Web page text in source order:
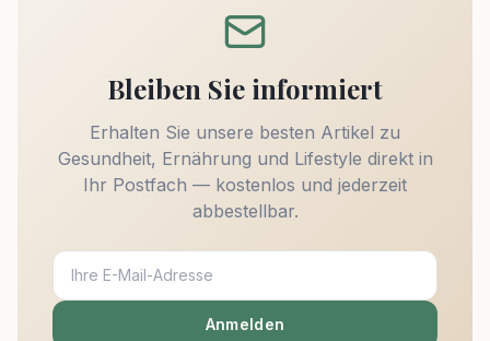
Bleiben Sie informiert
Erhalten Sie unsere besten Artikel zu
Gesundheit, Ernährung und Lifestyle direkt in
Ihr Postfach — kostenlos und jederzeit
abbestellbar.
Anmelden